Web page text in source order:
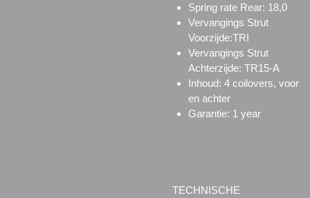
Spring rate Rear: 18,0
Vervangings Strut
Voorzijde:TRI
Vervangings Strut
Achterzijde: TR15-A
Inhoud: 4 coilovers, voor
en achter
Garantie: 1 year
TECHNISCHE